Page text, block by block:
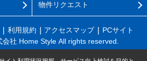
物件リクエスト
利用規約 アクセスマップ
PCサイト
社 Home Style All rights reserved.